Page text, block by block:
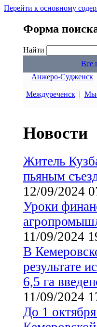
Перейти к основному
Форма
Найти
Все
Анжеро-Судженск
Междуреченск|
Новости
Житель
пьяным
12/09/2024
Уроки
11/09/2024
В
результате
6,5 га
11/09/2024
До 1